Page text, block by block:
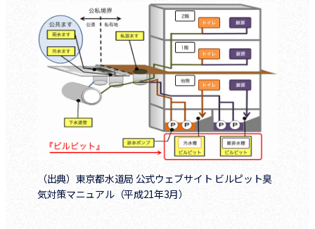
（出典）東京都水道局 公式ウェブサイト ビルピット臭
気対策マニュアル（平成21年3月）